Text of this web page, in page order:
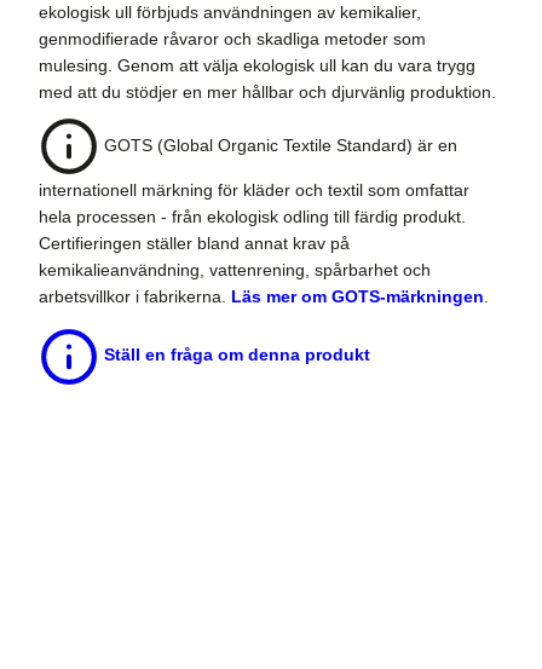
ekologisk ull förbjuds användningen av kemikalier,
genmodifierade råvaror och skadliga metoder som
mulesing. Genom att välja ekologisk ull kan du vara trygg
med att du stödjer en mer hållbar och djurvänlig produktion.
GOTS (Global Organic Textile Standard) är en
internationell märkning för kläder och textil som omfattar
hela processen - från ekologisk odling till färdig produkt.
Certifieringen ställer bland annat krav på
kemikalieanvändning, vattenrening, spårbarhet och
arbetsvillkor i fabrikerna. Läs mer om GOTS-märkningen
Ställ en fråga om denna produkt